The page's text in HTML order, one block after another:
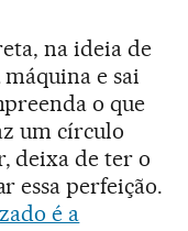
na ideia de
e sai
o que
um círculo
deixa de ter o
essa perfeição.
é a